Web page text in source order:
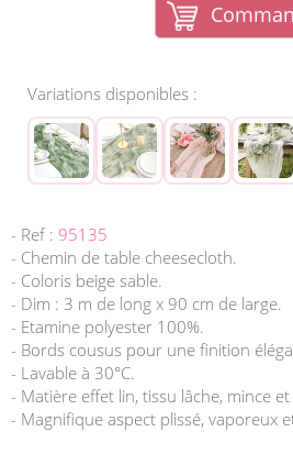
Variations disponibles :
- Ref : 95135
- Chemin de table cheesecloth.
- Coloris beige sable.
- Dim : 3 m de long x 90 cm de large.
- Etamine polyester 100%.
- Bords cousus pour une finition
- Lavable à 30°C.
- Matière effet lin, tissu lâche, mince
- Magnifique aspect plissé, vaporeux